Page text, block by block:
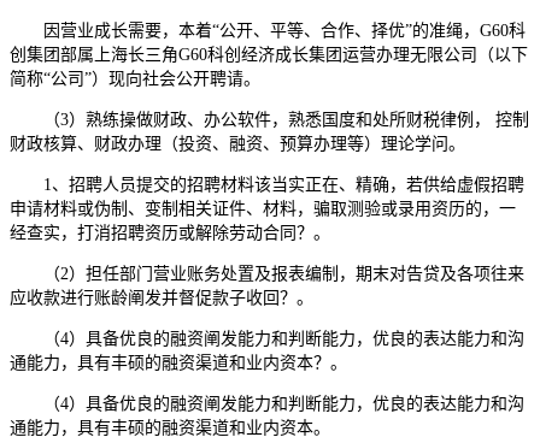
因营业成长需要，本着“公开、平等、合作、择优”的准绳，G60科
创集团部属上海长三角G60科创经济成长集团运营办理无限公司（以下
简称“公司”）现向社会公开聘请。
（3）熟练操做财政、办公软件，熟悉国度和处所财税律例， 控制
财政核算、财政办理（投资、融资、预算办理等）理论学问。
1、招聘人员提交的招聘材料该当实正在、精确，若供给虚假招聘
申请材料或伪制、变制相关证件、材料，骗取测验或录用资历的，一
经查实，打消招聘资历或解除劳动合同？。
（2）担任部门营业账务处置及报表编制，期末对告贷及各项往来
应收款进行账龄阐发并督促款子收回？。
（4）具备优良的融资阐发能力和判断能力，优良的表达能力和沟
通能力，具有丰硕的融资渠道和业内资本？。
（4）具备优良的融资阐发能力和判断能力，优良的表达能力和沟
通能力，具有丰硕的融资渠道和业内资本。